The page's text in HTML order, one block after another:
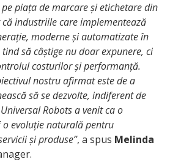
piața de marcare și etichetare din
industriile care implementează
moderne și automatizate în
să câștige nu doar expunere, ci
costurilor și performanță.
nostru afirmat este de a
să se dezvolte, indiferent de
Robots a venit ca o
evoluție naturală pentru
și produse”, a spus Melinda